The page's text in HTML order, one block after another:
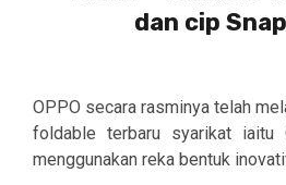
dan cip
OPPO secara rasminya telah
foldable terbaru syarikat iaitu
menggunakan reka bentuk